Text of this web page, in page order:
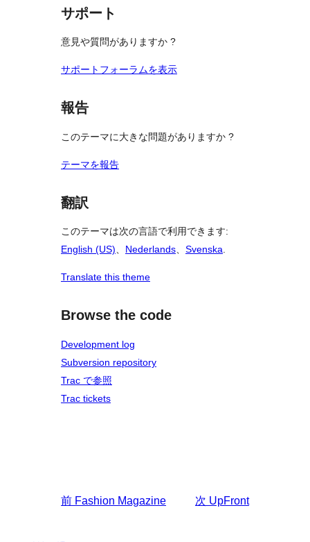
サポート
意見や質問がありますか ?
サポートフォーラムを表示
報告
このテーマに大きな問題がありますか ?
テーマを報告
翻訳
このテーマは次の言語で利用できます:
English (US)、 Nederlands、 Svenska.
Translate this theme
Browse the code
Development log
Subversion repository
Trac で参照
Trac tickets
前 Fashion Magazine 次 UpFront